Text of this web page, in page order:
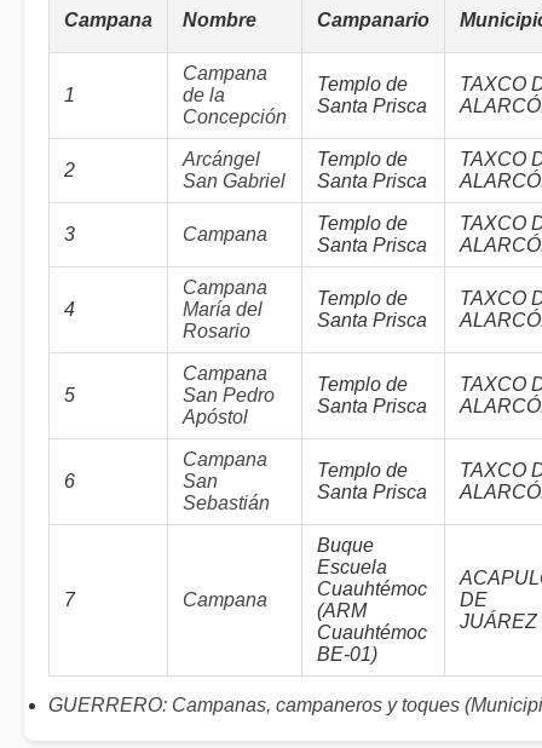
Campana Nombre Campanario
1
Campana
de la
Concepción
Templo de
Santa Prisca
TAXCO
2
Arcángel
San Gabriel
Templo de
Santa Prisca
TAXCO
3 Campana
Templo de
Santa Prisca
TAXCO
4
Campana
María del
Rosario
Templo de
Santa Prisca
TAXCO
5
Campana
San Pedro
Apóstol
Templo de
Santa Prisca
TAXCO
6
Campana
San
Sebastián
Templo de
Santa Prisca
TAXCO
7 Campana
Buque
Escuela
Cuauhtémoc
(ARM
Cuauhtémoc
BE-01)
DE
JUÁREZ
GUERRERO: Campanas, campaneros y toques